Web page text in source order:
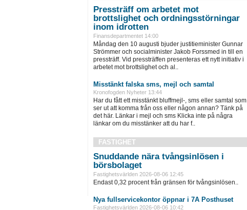
Pressträff om arbetet mot
brottslighet och ordningsstörningar
inom idrotten
Finansdepartmentet 14:00
Måndag den 10 augusti bjuder justitieminister Gunnar
Strömmer och socialminister Jakob Forssmed in till en
pressträff. Vid pressträffen presenteras ett nytt initiativ i
arbetet mot brottslighet och al..
Misstänkt falska sms, mejl och samtal
Kronofogden Nyheter 13:44
Har du fått ett misstänkt bluffmejl-, sms eller samtal som
ser ut att komma från oss eller någon annan? Tänk på
det här. Länkar i mejl och sms Klicka inte på några
länkar om du misstänker att du har f..
FASTIGHET
Snuddande nära tvångsinlösen i
börsbolaget
Fastighetsvärlden 2026-08-06 12:45
Endast 0,32 procent från gränsen för tvångsinlösen..
Nya fullservicekontor öppnar i 7A Posthuset
Fastighetsvärlden 2026-08-06 10:42